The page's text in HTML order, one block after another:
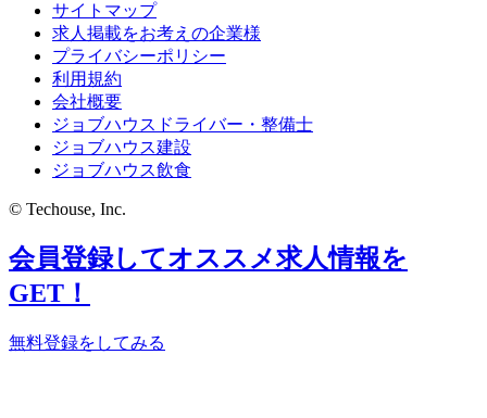
サイトマップ
求人掲載をお考えの企業様
プライバシーポリシー
利用規約
会社概要
ジョブハウスドライバー・整備士
ジョブハウス建設
ジョブハウス飲食
© Techouse, Inc.
会員登録してオススメ求人情報を
GET！
無料登録をしてみる